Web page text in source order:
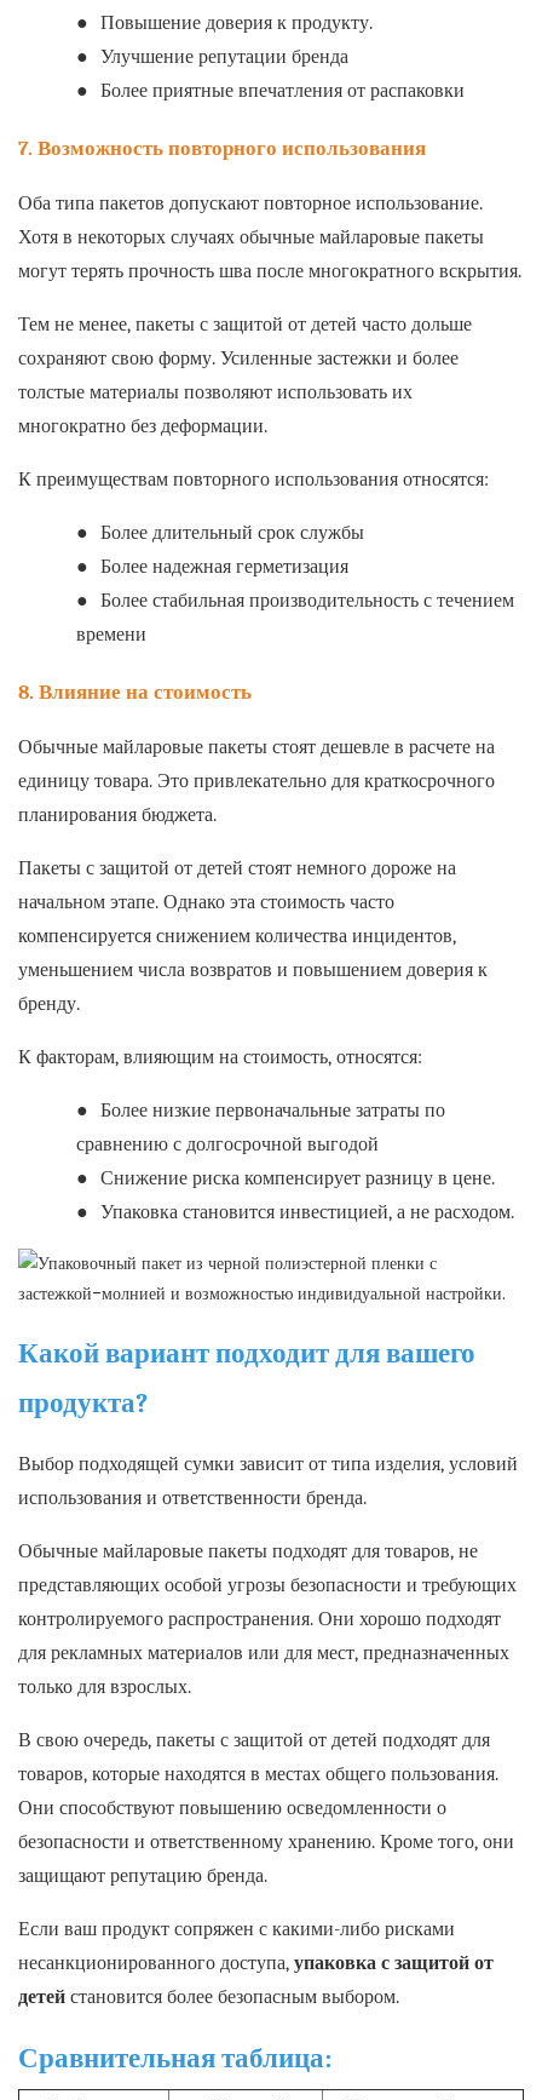
●
Повышение доверия к продукту.
●
Улучшение репутации бренда
●
Более приятные впечатления от распаковки
7. Возможность повторного использования
Оба типа пакетов допускают повторное использование.
Хотя в некоторых случаях обычные майларовые пакеты
могут терять прочность шва после многократного вскрытия.
Тем не менее, пакеты с защитой от детей часто дольше
сохраняют свою форму. Усиленные застежки и более
толстые материалы позволяют использовать их
многократно без деформации.
К преимуществам повторного использования относятся:
●
Более длительный срок службы
●
Более надежная герметизация
●
Более стабильная производительность с течением
времени
8. Влияние на стоимость
Обычные майларовые пакеты стоят дешевле в расчете на
единицу товара. Это привлекательно для краткосрочного
планирования бюджета.
Пакеты с защитой от детей стоят немного дороже на
начальном этапе. Однако эта стоимость часто
компенсируется снижением количества инцидентов,
уменьшением числа возвратов и повышением доверия к
бренду.
К факторам, влияющим на стоимость, относятся:
●
Более низкие первоначальные затраты по
сравнению с долгосрочной выгодой
●
Снижение риска компенсирует разницу в цене.
●
Упаковка становится инвестицией, а не расходом.
Какой вариант подходит для вашего
продукта?
Выбор подходящей сумки зависит от типа изделия, условий
использования и ответственности бренда.
Обычные майларовые пакеты подходят для товаров, не
представляющих особой угрозы безопасности и требующих
контролируемого распространения. Они хорошо подходят
для рекламных материалов или для мест, предназначенных
только для взрослых.
В свою очередь, пакеты с защитой от детей подходят для
товаров, которые находятся в местах общего пользования.
Они способствуют повышению осведомленности о
безопасности и ответственному хранению. Кроме того, они
защищают репутацию бренда.
Если ваш продукт сопряжен с какими-либо рисками
несанкционированного доступа, упаковка с защитой от
детей становится более безопасным выбором.
Сравнительная таблица: